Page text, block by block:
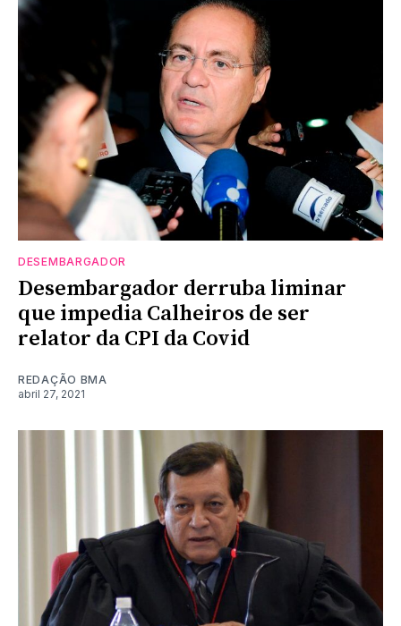
DESEMBARGADOR
Desembargador derruba liminar
que impedia Calheiros de ser
relator da CPI da Covid
REDAÇÃO BMA
abril 27, 2021